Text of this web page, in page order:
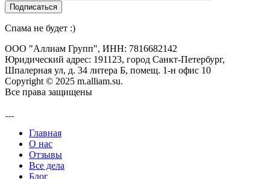
Спама не будет :)
ООО "Аллиам Групп", ИНН: 7816682142
Юридический адрес: 191123, город Санкт-Петербург,
Шпалерная ул, д. 34 литера Б, помещ. 1-н офис 10
Copyright © 2025 m.alliam.su.
Все права защищены
Главная
О нас
Отзывы
Все дела
Блог